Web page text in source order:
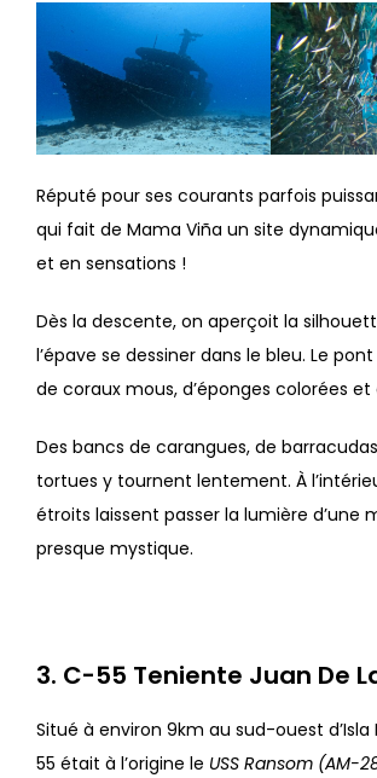
Réputé pour ses courants parfois
qui fait de Mama Viña un site
et en sensations !
Dès la descente, on aperçoit la
l’épave se dessiner dans le bleu. Le
de coraux mous, d’éponges colorées et
Des bancs de carangues, de
tortues y tournent lentement. À
étroits laissent passer la lumière d’une
presque mystique.
3. C-55 Teniente Juan De
Situé à environ 9km au sud-ouest d’Isla
55 était à l’origine le USS Ransom (AM-